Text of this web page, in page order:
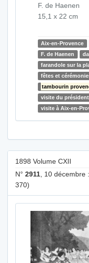
F. de Haenen
15,1 x 22 cm
Aix-en-Provence
F. de Haenen
farandole sur la
fêtes et
tambourin
visite du
visite à Aix-en-
1898 Volume CXII
N° 2911 , 10
370)